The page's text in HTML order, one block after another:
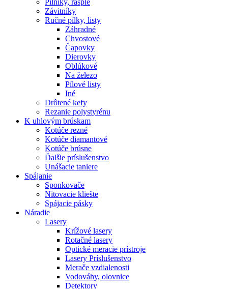
Pilníky, rašple
Závitníky
Ručné pílky, listy
Záhradné
Chvostové
Čapovky
Dierovky
Oblúkové
Na železo
Pílové listy
Iné
Drôtené kefy
Rezanie polystyrénu
K uhlovým brúskam
Kotúče rezné
Kotúče diamantové
Kotúče brúsne
Ďalšie príslušenstvo
Unášacie taniere
Spájanie
Sponkovače
Nitovacie kliešte
Spájacie pásky
Náradie
Lasery
Krížové lasery
Rotačné lasery
Optické meracie prístroje
Lasery Príslušenstvo
Merače vzdialenosti
Vodováhy, olovnice
Detektory